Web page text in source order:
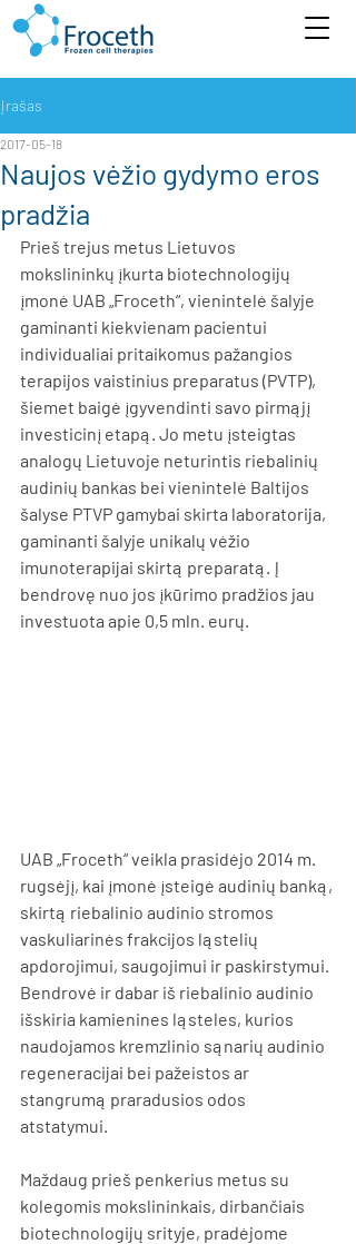
Įrašas
Naujos vėžio gydymo eros
pradžia
2017-05-18
Prieš trejus metus Lietuvos
mokslininkų įkurta biotechnologijų
įmonė UAB „Froceth“, vienintelė šalyje
gaminanti kiekvienam pacientui
individualiai pritaikomus pažangios
terapijos vaistinius preparatus (PVTP),
šiemet baigė įgyvendinti savo pirmąjį
investicinį etapą. Jo metu įsteigtas
analogų Lietuvoje neturintis riebalinių
audinių bankas bei vienintelė Baltijos
šalyse PTVP gamybai skirta laboratorija,
gaminanti šalyje unikalų vėžio
imunoterapijai skirtą preparatą. Į
bendrovę nuo jos įkūrimo pradžios jau
investuota apie 0,5 mln. eurų.
UAB „Froceth“ veikla prasidėjo 2014 m.
rugsėjį, kai įmonė įsteigė audinių banką,
skirtą riebalinio audinio stromos
vaskuliarinės frakcijos ląstelių
apdorojimui, saugojimui ir paskirstymui.
Bendrovė ir dabar iš riebalinio audinio
išskiria kamienines ląsteles, kurios
naudojamos kremzlinio sąnarių audinio
regeneracijai bei pažeistos ar
stangrumą praradusios odos
atstatymui.
Maždaug prieš penkerius metus su
kolegomis mokslininkais, dirbančiais
biotechnologijų srityje, pradėjome